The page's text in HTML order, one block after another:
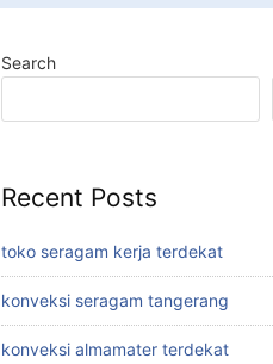
Search
Recent Posts
toko seragam kerja terdekat
konveksi seragam tangerang
konveksi almamater terdekat